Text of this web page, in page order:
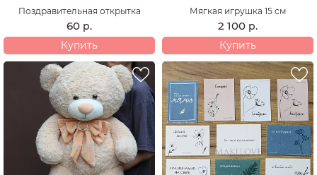
Поздравительная открытка
60 р.
Купить
Мягкая игрушка 15 см
2 100 р.
Купить